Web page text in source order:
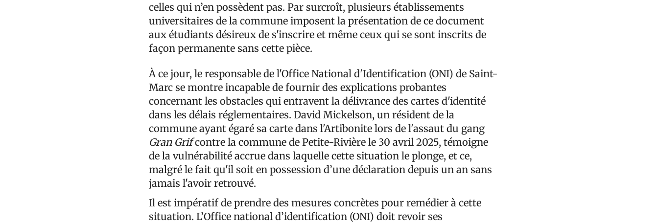
celles qui n’en possèdent pas. Par surcroît, plusieurs établissements
universitaires de la commune imposent la présentation de ce document
aux étudiants désireux de s'inscrire et même ceux qui se sont inscrits de
façon permanente sans cette pièce.
À ce jour, le responsable de l'Office National d'Identification (ONI) de Saint-
Marc se montre incapable de fournir des explications probantes
concernant les obstacles qui entravent la délivrance des cartes d'identité
dans les délais réglementaires. David Mickelson, un résident de la
commune ayant égaré sa carte dans l'Artibonite lors de l'assaut du gang
Gran Grifcontre la commune de Petite-Rivière le 30 avril 2025, témoigne
de la vulnérabilité accrue dans laquelle cette situation le plonge, et ce,
malgré le fait qu'il soit en possession d’une déclaration depuis un an sans
jamais l'avoir retrouvé.
Il est impératif de prendre des mesures concrètes pour remédier à cette
situation. L’Office national d’identification (ONI) doit revoir ses